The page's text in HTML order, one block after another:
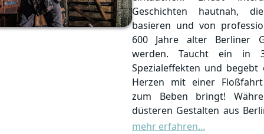
Geschichten hautnah,
basieren und von
600 Jahre alter Berliner
werden. Taucht ein in
Spezialeffekten und
Herzen mit einer
zum Beben bringt!
düsteren Gestalten aus
dem berüchtigten
mehr erfahren...